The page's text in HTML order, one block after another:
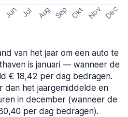
Jun Jul Aug Sep Okt Nov Dec
van het jaar om een auto te
is januari — wanneer de
€ 18,42 per dag bedragen.
dan het jaargemiddelde en
in december (wanneer de
per dag bedragen).